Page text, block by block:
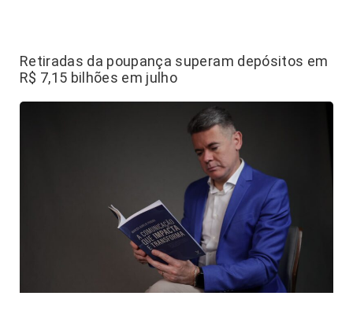
Retiradas da poupança superam depósitos em
R$ 7,15 bilhões em julho